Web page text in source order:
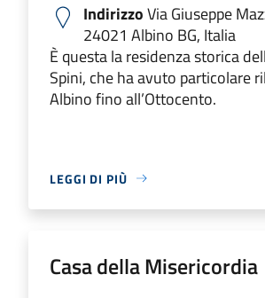
IndirizzoVia Giuseppe
24021 Albino BG, Italia
È questa la residenza storica
Spini, che ha avuto particolare
Albino fino all’Ottocento.
LEGGI DI PIÙ
Casa della Misericordia